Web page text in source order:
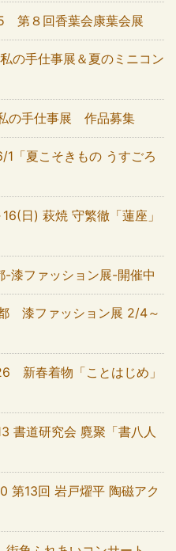
第８回香葉会康葉会展
の手仕事展＆夏のミニコン
の手仕事展 作品募集
1「夏こそきもの うすごろ
日) 萩焼 守繁徹「蓮座」
-漆ファッション展-開催中
漆ファッション展 2/4～
新春着物「ことはじめ」
書道研究会 麑聚「書八人
第13回 岩戸燿平 陶磁アク